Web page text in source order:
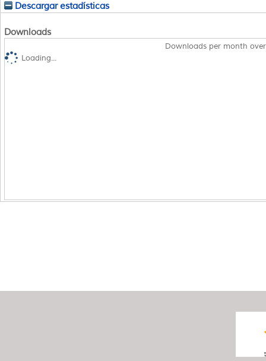
Descargar estadísticas
Downloads
Downloads per month
Loading...